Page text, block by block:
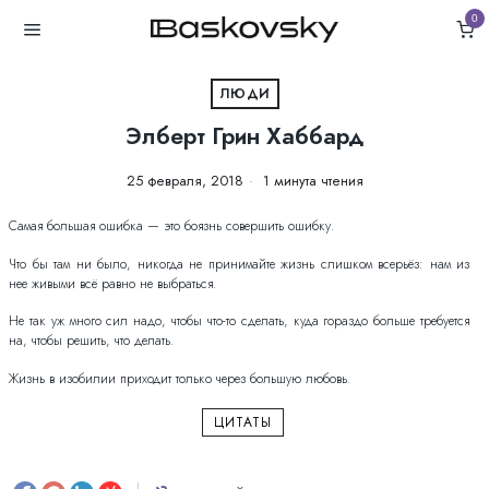
0
ЛЮДИ
Элберт Грин Хаббард
25 февраля, 2018 1 минута чтения
Самая большая ошибка — это боязнь совершить ошибку.
Что бы там ни было, никогда не принимайте жизнь слишком всерьёз: нам из
нее живыми всё равно не выбраться.
Не так уж много сил надо, чтобы что-то сделать, куда гораздо больше требуется
на, чтобы решить, что делать.
Жизнь в изобилии приходит только через большую любовь.
ЦИТАТЫ